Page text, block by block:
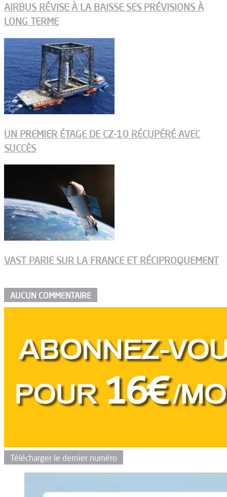
AIRBUS RÉVISE À LA BAISSE SES PRÉVISIONS À
LONG TERME
UN PREMIER ÉTAGE DE CZ-10 RÉCUPÉRÉ AVEC
SUCCÈS
VAST PARIE SUR LA FRANCE ET RÉCIPROQUEMENT
AUCUN COMMENTAIRE
Télécharger le dernier numéro